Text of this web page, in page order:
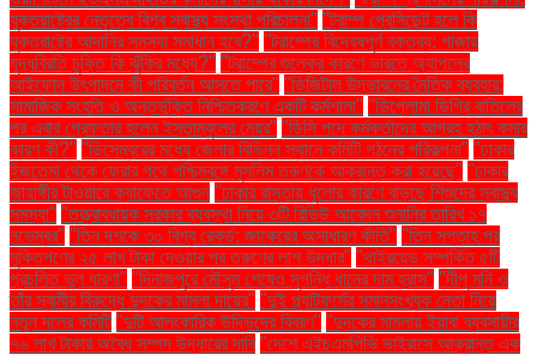
যুক্তরাষ্ট্রের নেতৃত্বে বিশ্ব স্বাস্থ্য সংস্থা পরিচালনা" "ট্রাম্প প্রেসিডেন্ট হলে কি
যুক্তরাষ্ট্রে আদানির সমস্যা সমাধান হবে?" "ট্রাম্পের বিদ্বেষপূর্ণ বক্তব্য: গাজায়
যুদ্ধবিরতি চুক্তি কি ঝুঁকির মধ্যে?" "ট্রাম্পের শুল্কের কারণে ভারতে অ্যাপলের
আইফোন উৎপাদনে কী পরিবর্তন আসতে পারে" "ডিজিটাল উদ্ভাবনের নৈতিক ব্যবহার:
সামাজিক সংহতি ও অন্তর্ভুক্তি নিশ্চিতকরণে একটি কর্মশালা" "ডিপ্লোমা ডিগ্রি বাতিলের
পর এবার গ্রেফতার হলেন ইস্তাম্বুলের মেয়র" "ডিসি পদে কর্মকর্তাদের আগ্রহ হঠাৎ কমার
কারণ কী?" "ডিসেম্বরের মধ্যে জেলার বিভিন্ন স্থানে কমিটি গঠনের পরিকল্পনা" "ঢাকার
ইজতেমা থেকে ফেরার পথে পশ্চিমবঙ্গে মুসলিম তরুণকে আক্রান্ত করা হয়েছে" "ঢাকার
জাহাঙ্গীর টাওয়ারে ক্যাফেতে আগুন "ঢাকার রাস্তায় ধুলোর কারণে বাড়ছে শিশুদের স্বাস্থ্য
সমস্যা" "তত্ত্বাবধায়ক সরকার ব্যবস্থা নিয়ে ৩টি রিভিউ আবেদন শুনানির তারিখ ১৭
নভেম্বর" "তিন দশকে ৩০ বিশ্ব রেকর্ড: জাকেরের অসাধারণ কীর্তি" "তিন সপ্তাহ পর
মুক্তিপণের ২৫ লাখ টাকা দেওয়ার পর তরুণের লাশ উদ্ধার" "থাইরয়েড সম্পর্কিত ৫টি
প্রচলিত ভুল ধারণা" "দিনাজপুরে মৌসুম শেষেও সুগন্ধি ধানের দাম হ্রাস" "দীপু মনি ও
তাঁর স্বামীর বিরুদ্ধে দুদকের মামলা দায়ের" "দুই প্ল্যাটফর্মের সমানসংখ্যক নেতা নিয়ে
নতুন দলের কমিটি "দুটি আলংকারিক উদ্ভিদের বিবরণ" "দুদকের মামলায় ইয়াবা ব্যবসায়ীর
৭৬ লাখ টাকার অবৈধ সম্পদ উদ্ধারের দাবি "দেশে এইচএমপিভি ভাইরাসে আক্রান্ত এক